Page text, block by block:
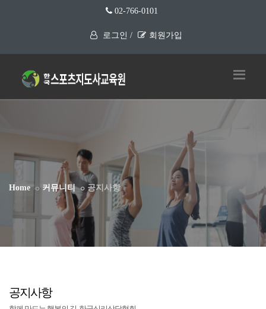
02-766-0101
로그인 / 회원가입
Home 커뮤니티 공지사항
공지사항